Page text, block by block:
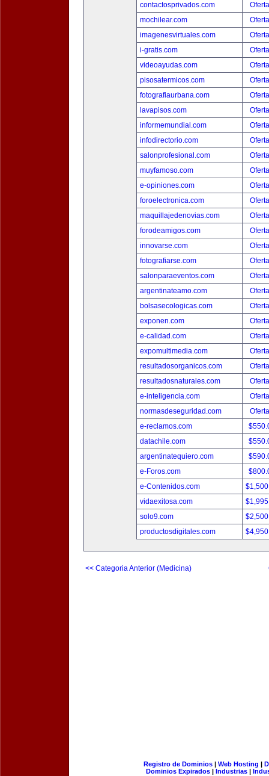
contactosprivados.com
mochilear.com
imagenesvirtuales.com
i-gratis.com
videoayudas.com
pisosatermicos.com
fotografiaurbana.com
lavapisos.com
informemundial.com
infodirectorio.com
salonprofesional.com
muyfamoso.com
e-opiniones.com
foroelectronica.com
maquillajedenovias.com
forodeamigos.com
innovarse.com
fotografiarse.com
salonparaeventos.com
argentinateamo.com
bolsasecologicas.com
exponen.com
e-calidad.com
expomultimedia.com
resultadosorganicos.com
resultadosnaturales.com
e-inteligencia.com
normasdeseguridad.com
e-reclamos.com
datachile.com
argentinatequiero.com
e-Foros.com
e-Contenidos.com
vidaexitosa.com
solo9.com
productosdigitales.com
<< Categoria Anterior (Medicina)
Registro de Dominios| Web Hosting |
Dominios Expirados | Industrias |